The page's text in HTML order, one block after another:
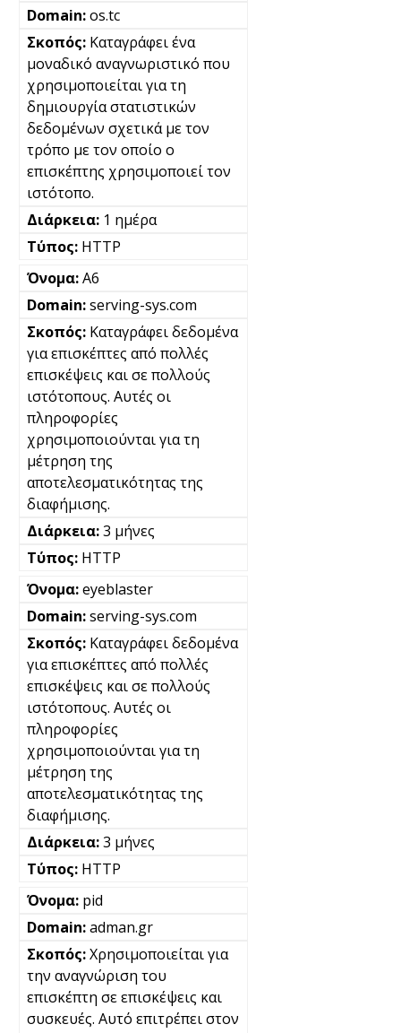
os.tc
Καταγράφει ένα
μοναδικό αναγνωριστικό που
χρησιμοποιείται για τη
δημιουργία στατιστικών
δεδομένων σχετικά με τον
τρόπο με τον οποίο ο
επισκέπτης χρησιμοποιεί τον
ιστότοπο.
1 ημέρα
HTTP
A6
serving-sys.com
Καταγράφει δεδομένα
για επισκέπτες από πολλές
επισκέψεις και σε πολλούς
ιστότοπους. Αυτές οι
πληροφορίες
χρησιμοποιούνται για τη
μέτρηση της
αποτελεσματικότητας της
διαφήμισης.
3 μήνες
HTTP
eyeblaster
serving-sys.com
Καταγράφει δεδομένα
για επισκέπτες από πολλές
επισκέψεις και σε πολλούς
ιστότοπους. Αυτές οι
πληροφορίες
χρησιμοποιούνται για τη
μέτρηση της
αποτελεσματικότητας της
διαφήμισης.
3 μήνες
HTTP
pid
adman.gr
Χρησιμοποιείται για
την αναγνώριση του
επισκέπτη σε επισκέψεις και
συσκευές. Αυτό επιτρέπει στον